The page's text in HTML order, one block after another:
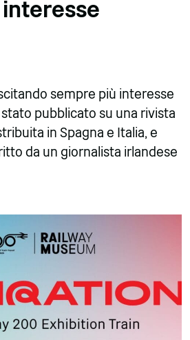
sempre più interesse
pubblicato su una rivista
in Spagna e Italia, e
da un giornalista irlandese